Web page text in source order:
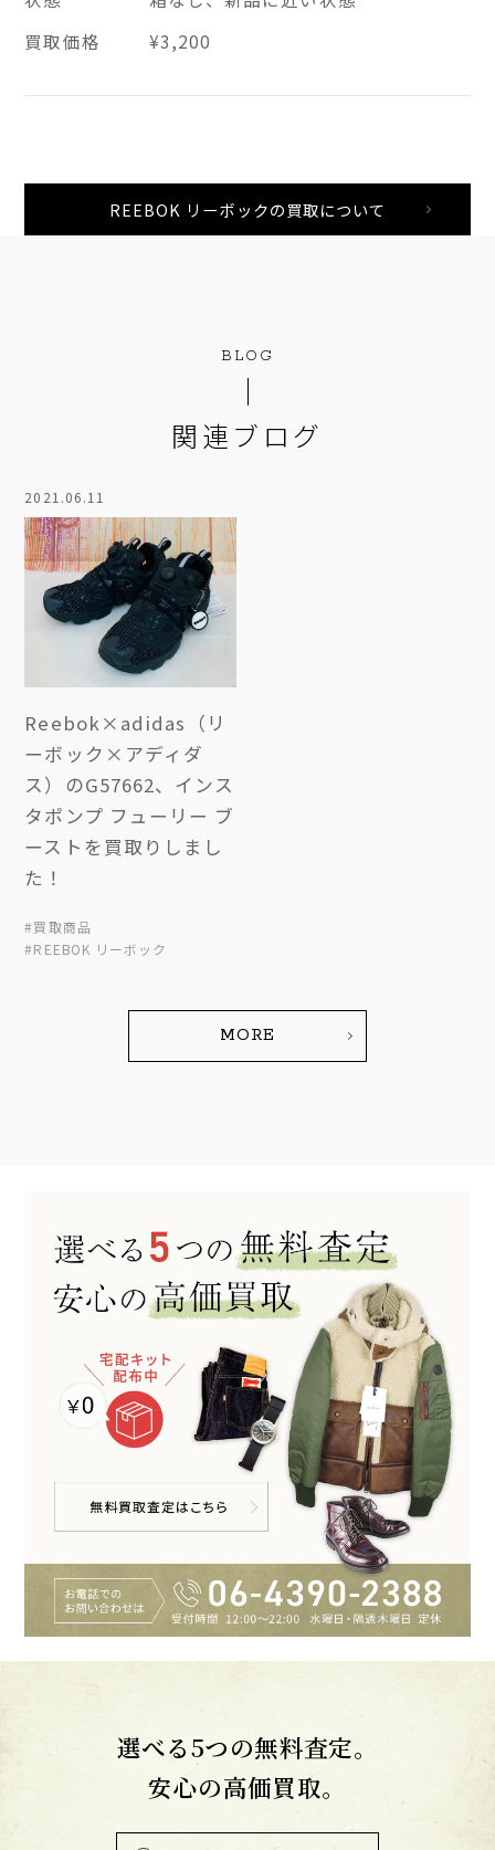
買取価格
¥3,200
REEBOK リーボックの買取について
BLOG
関連ブログ
2021.06.11
Reebok×adidas（リ
ーボック×アディダ
ス）のG57662、インス
タポンプ フューリー ブ
ーストを買取りしまし
た！
#買取商品
#REEBOK リーボック
MORE
選べる5つの無料査定。
安心の高価買取。